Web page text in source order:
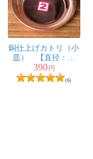
銅仕上げカトリ（小
皿） 【直径：約
6.7cm】
390円
(6)